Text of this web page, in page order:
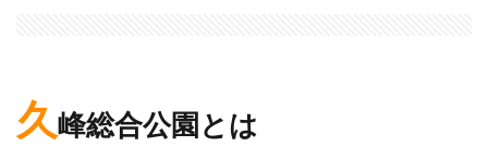
久峰総合公園とは